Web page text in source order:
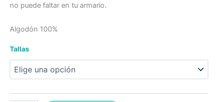
no puede faltar en tu armario.
Algodón 100%
Tallas